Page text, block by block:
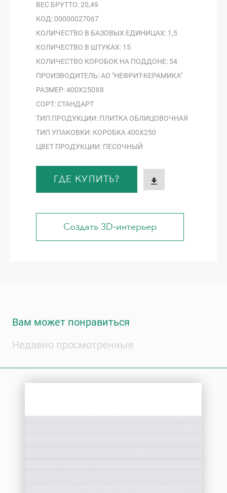
ВЕС БРУТТО: 20,49
КОД: 00000027067
КОЛИЧЕСТВО В БАЗОВЫХ ЕДИНИЦАХ: 1,5
КОЛИЧЕСТВО В ШТУКАХ: 15
КОЛИЧЕСТВО КОРОБОК НА ПОДДОНЕ: 54
ПРОИЗВОДИТЕЛЬ: АО "НЕФРИТ-КЕРАМИКА"
РАЗМЕР: 400Х250Х8
СОРТ: СТАНДАРТ
ТИП ПРОДУКЦИИ: ПЛИТКА ОБЛИЦОВОЧНАЯ
ТИП УПАКОВКИ: КОРОБКА 400Х250
ЦВЕТ ПРОДУКЦИИ: ПЕСОЧНЫЙ
ГДЕ КУПИТЬ?
Создать 3D-интерьер
Вам может понравиться
Недавно просмотренные